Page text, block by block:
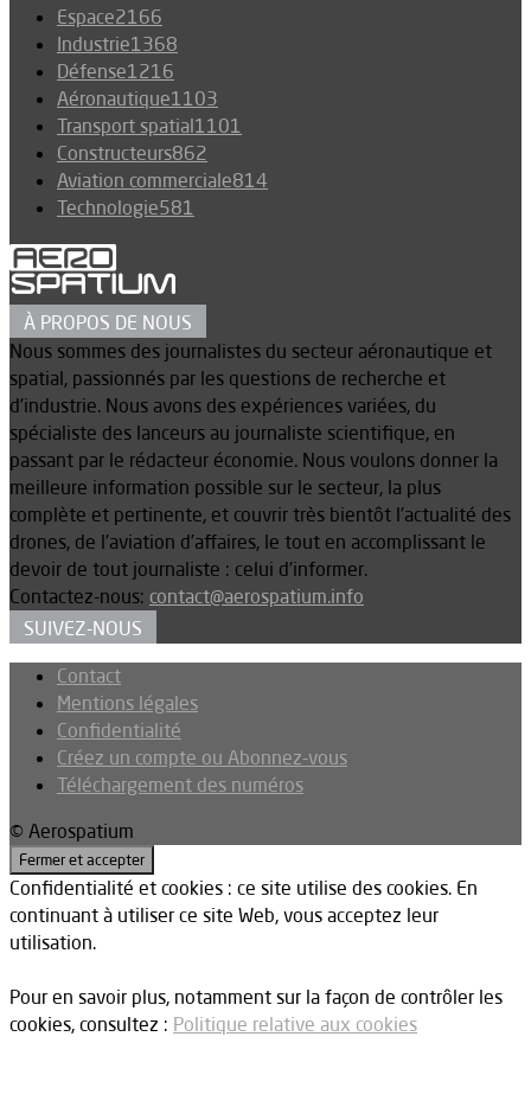
Espace2166
Industrie1368
Défense1216
Aéronautique1103
Transport spatial1101
Constructeurs862
Aviation commerciale814
Technologie581
À PROPOS DE NOUS
Nous sommes des journalistes du secteur aéronautique et
spatial, passionnés par les questions de recherche et
d’industrie. Nous avons des expériences variées, du
spécialiste des lanceurs au journaliste scientifique, en
passant par le rédacteur économie. Nous voulons donner la
meilleure information possible sur le secteur, la plus
complète et pertinente, et couvrir très bientôt l’actualité des
drones, de l’aviation d’affaires, le tout en accomplissant le
devoir de tout journaliste : celui d’informer.
Contactez-nous: contact@aerospatium.info
SUIVEZ-NOUS
Contact
Mentions légales
Confidentialité
Créez un compte ou Abonnez-vous
Téléchargement des numéros
© Aerospatium
Confidentialité et cookies : ce site utilise des cookies. En
continuant à utiliser ce site Web, vous acceptez leur
utilisation.
Pour en savoir plus, notamment sur la façon de contrôler les
cookies, consultez : Politique relative aux cookies